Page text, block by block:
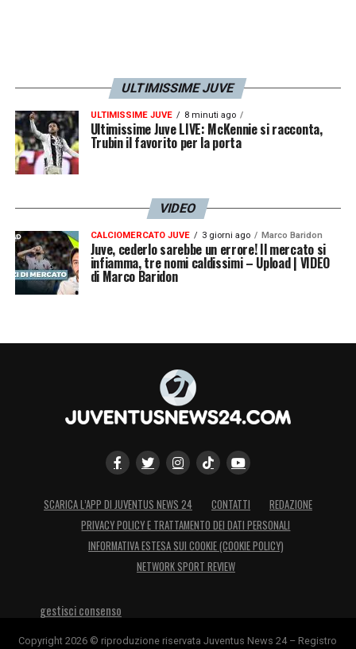
ULTIMISSIME JUVE
ULTIMISSIME JUVE 8 minuti ago
Ultimissime Juve LIVE: McKennie si racconta,
Trubin il favorito per la porta
VIDEO
CALCIOMERCATO JUVE 3 giorni ago Marco Baridon
Juve, cederlo sarebbe un errore! Il mercato si
infiamma, tre nomi caldissimi – Upload | VIDEO
di Marco Baridon
SCARICA L’APP DI JUVENTUS NEWS 24 CONTATTI
REDAZIONE
PRIVACY POLICY E TRATTAMENTO DEI DATI PERSONALI
INFORMATIVA ESTESA SUI COOKIE (COOKIE POLICY)
NETWORK SPORT REVIEW
gestisci consenso
Copyright 2026 © riproduzione riservata Juventus News 24 – Registro